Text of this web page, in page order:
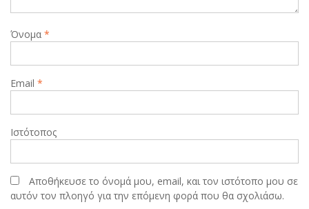
Όνομα *
Email *
Ιστότοπος
Αποθήκευσε το όνομά μου, email, και τον ιστότοπο μου σε
αυτόν τον πλοηγό για την επόμενη φορά που θα σχολιάσω.